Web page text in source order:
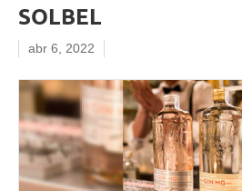
SOLBEL
abr 6, 2022